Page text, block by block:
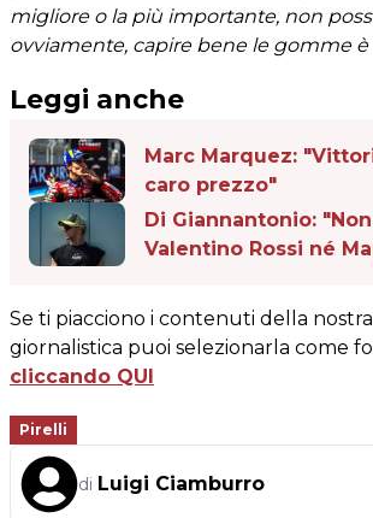
migliore o la più importante, non
ovviamente, capire bene le gomme
Leggi anche
Marc Marquez:
caro prezzo"
Di Giannantonio:
Valentino Rossi né
Se ti piacciono i contenuti della
giornalistica puoi selezionarla come
cliccando QUI
Pirelli
di Luigi Ciamburro